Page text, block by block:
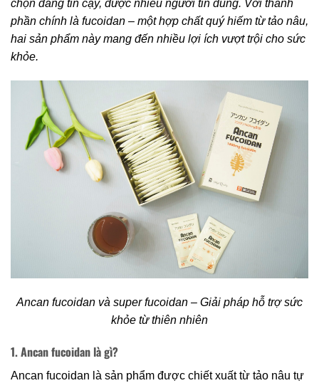
chọn đáng tin cậy, được nhiều người tin dùng. Với thành
phần chính là fucoidan – một hợp chất quý hiếm từ tảo nâu,
hai sản phẩm này mang đến nhiều lợi ích vượt trội cho sức
khỏe.
Ancan fucoidan và super fucoidan – Giải pháp hỗ trợ sức
khỏe từ thiên nhiên
1. Ancan fucoidan là gì?
Ancan fucoidan là sản phẩm được chiết xuất từ tảo nâu tự